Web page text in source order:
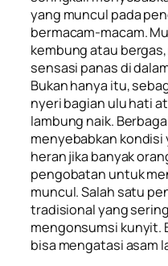
yang muncul pada
bermacam-macam.
kembung atau
sensasi panas di
Bukan hanya itu,
nyeri bagian ulu hati
lambung naik.
menyebabkan kondisi
heran jika banyak
pengobatan untuk
muncul. Salah satu
tradisional yang
mengonsumsi kunyit.
bisa mengatasi asam